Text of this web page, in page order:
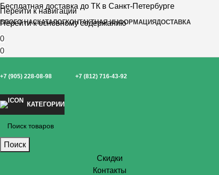
Перейти к навигации
Перейти к основному содержанию
Бесплатная доставка до ТК в Санкт-Петербурге
БЛОГО НАСКАТАЛОГКОНТАКТНАЯ ИНФОРМАЦИЯДОСТАВКА
0
0
+7 (905) 228-08-98 +7 (812) 716-43-92
КАТЕГОРИИ
Поиск
Скидки
Контакты